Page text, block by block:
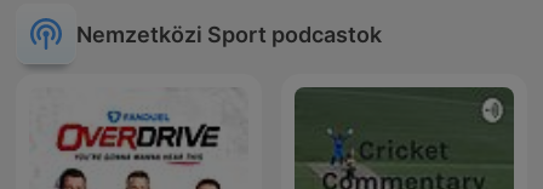
Nemzetközi Sport podcastok